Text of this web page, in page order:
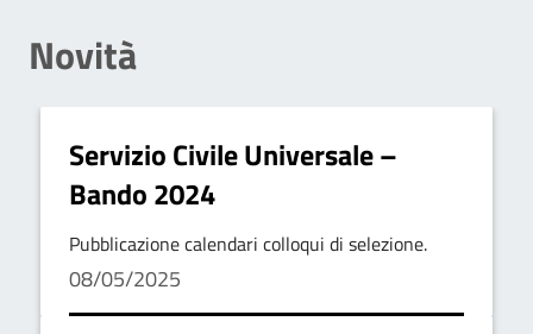
Novità
Servizio Civile Universale –
Bando 2024
Pubblicazione calendari colloqui di selezione.
08/05/2025